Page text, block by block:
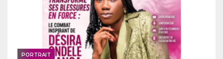
PORTRAIT